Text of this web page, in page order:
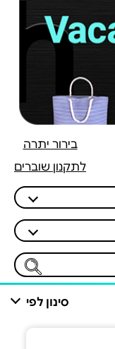
בירור יתרה
לתקנון שוברים
סינון לפי